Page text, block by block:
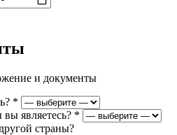
и документы
*
являетесь? *
страны?